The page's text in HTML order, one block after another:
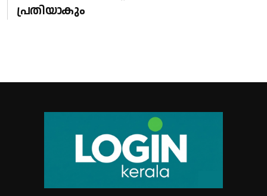
പ്രതിയാകും